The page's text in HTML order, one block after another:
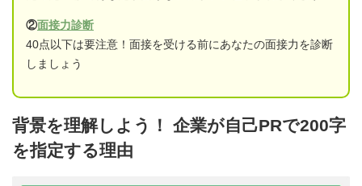
②面接力診断
40点以下は要注意！面接を受ける前にあなたの面接力を診断
しましょう
背景を理解しよう！ 企業が自己PRで200字
を指定する理由